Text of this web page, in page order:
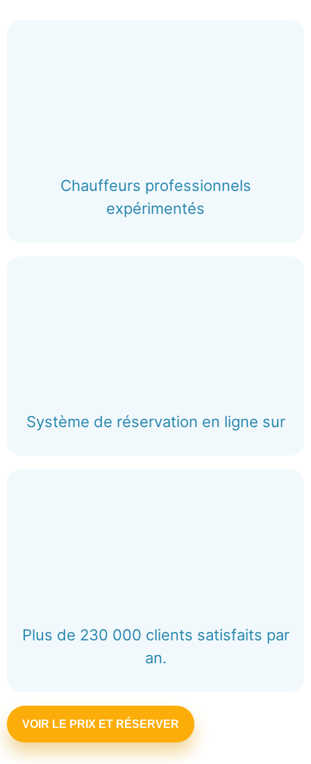
Chauffeurs professionnels
expérimentés
Système de réservation en ligne sur
Plus de 230 000 clients satisfaits par
an.
VOIR LE PRIX ET RÉSERVER